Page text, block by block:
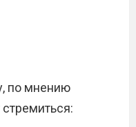
по мнению